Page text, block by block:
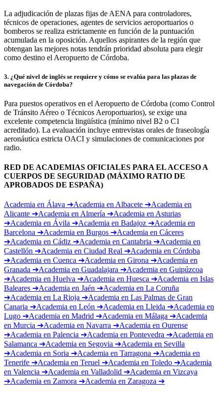
La adjudicación de plazas fijas de AENA para controladores,
técnicos de operaciones, agentes de servicios aeroportuarios o
bomberos se realiza estrictamente en función de la puntuación
acumulada en la oposición. Aquellos aspirantes de la región que
obtengan las mejores notas tendrán prioridad absoluta para elegir
como destino el Aeropuerto de Córdoba.
3. ¿Qué nivel de inglés se requiere y cómo se evalúa para las plazas de
navegación de Córdoba?
Para puestos operativos en el Aeropuerto de Córdoba (como Control
de Tránsito Aéreo o Técnicos Aeroportuarios), se exige una
excelente competencia lingüística (mínimo nivel B2 o C1
acreditado). La evaluación incluye entrevistas orales de fraseología
aeronáutica estricta OACI y simulaciones de comunicaciones por
radio.
RED DE ACADEMIAS OFICIALES PARA EL ACCESO A
CUERPOS DE SEGURIDAD (MÁXIMO RATIO DE
APROBADOS DE ESPAÑA)
Academia en Álava ➔Academia en Albacete ➔Academia en
Alicante ➔Academia en Almería ➔Academia en Asturias
➔Academia en Ávila ➔Academia en Badajoz ➔Academia en
Barcelona ➔Academia en Burgos ➔Academia en Cáceres
➔Academia en Cádiz ➔Academia en Cantabria ➔Academia en
Castellón ➔Academia en Ciudad Real ➔Academia en Córdoba
➔Academia en Cuenca ➔Academia en Girona ➔Academia en
Granada ➔Academia en Guadalajara ➔Academia en Guipúzcoa
➔Academia en Huelva ➔Academia en Huesca ➔Academia en Islas
Baleares ➔Academia en Jaén ➔Academia en La Coruña
➔Academia en La Rioja ➔Academia en Las Palmas de Gran
Canaria ➔Academia en León ➔Academia en Lleida ➔Academia en
Lugo ➔Academia en Madrid ➔Academia en Málaga ➔Academia
en Murcia ➔Academia en Navarra ➔Academia en Ourense
➔Academia en Palencia ➔Academia en Pontevedra ➔Academia en
Salamanca ➔Academia en Segovia ➔Academia en Sevilla
➔Academia en Soria ➔Academia en Tarragona ➔Academia en
Tenerife ➔Academia en Teruel ➔Academia en Toledo ➔Academia
en Valencia ➔Academia en Valladolid ➔Academia en Vizcaya
➔Academia en Zamora ➔Academia en Zaragoza ➔